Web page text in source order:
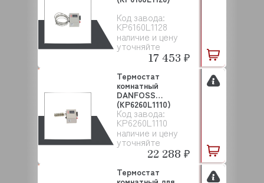
Код завода:
KP6160L1128
наличие и цену
уточняйте
17 453 ₽
Код завода:
KP6260L1110
наличие и цену
уточняйте
Термостат
комнатный
DANFOSS
(KP6260L1110)
22 288 ₽
Термостат